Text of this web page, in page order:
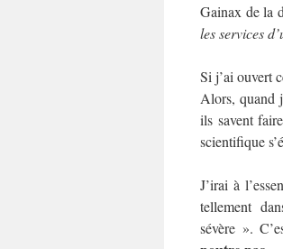
Gainax de la
les services
Si j’ai ouvert
Alors, quand
ils savent
scientifique
J’irai à
tellement
sévère ».